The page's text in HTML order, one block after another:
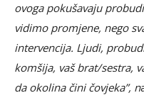
ovoga pokušavaju
vidimo promjene, nego
intervencija. Ljudi,
komšija, vaš brat/sestra,
da okolina čini čovjeka”, n